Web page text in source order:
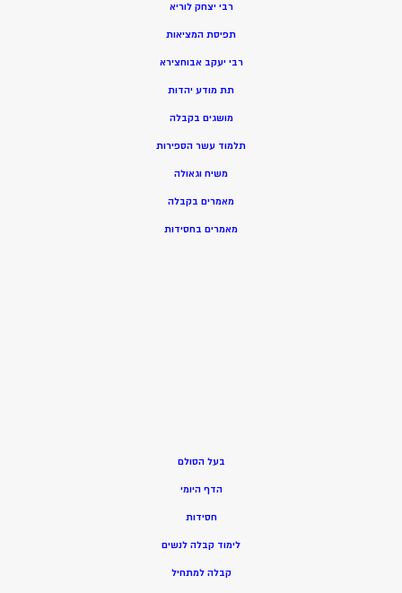
רבי יצחק לוריא
תפיסת המציאות
רבי יעקב אבוחצירא
תת מודע יהדות
מושגים בקבלה
תלמוד עשר הספירות
משיח וגאולה
מאמרים בקבלה
מאמרים בחסידות
בעל הסולם
הדף היומי
חסידות
לימוד קבלה לנשים
קבלה למתחיל